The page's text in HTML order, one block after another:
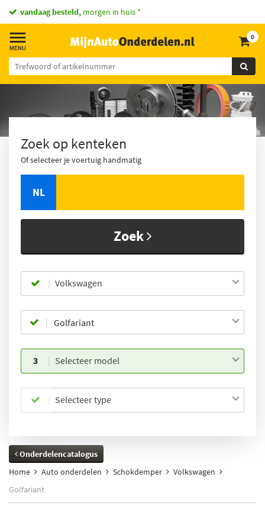
vandaag besteld, morgen in huis *
0
Zoek op kenteken
Of selecteer je voertuig handmatig
NL
Zoek
Volkswagen
3 Selecteer model
Selecteer type
Onderdelencatalogus
Home
Auto onderdelen Schokdemper
Volkswagen
Golfariant